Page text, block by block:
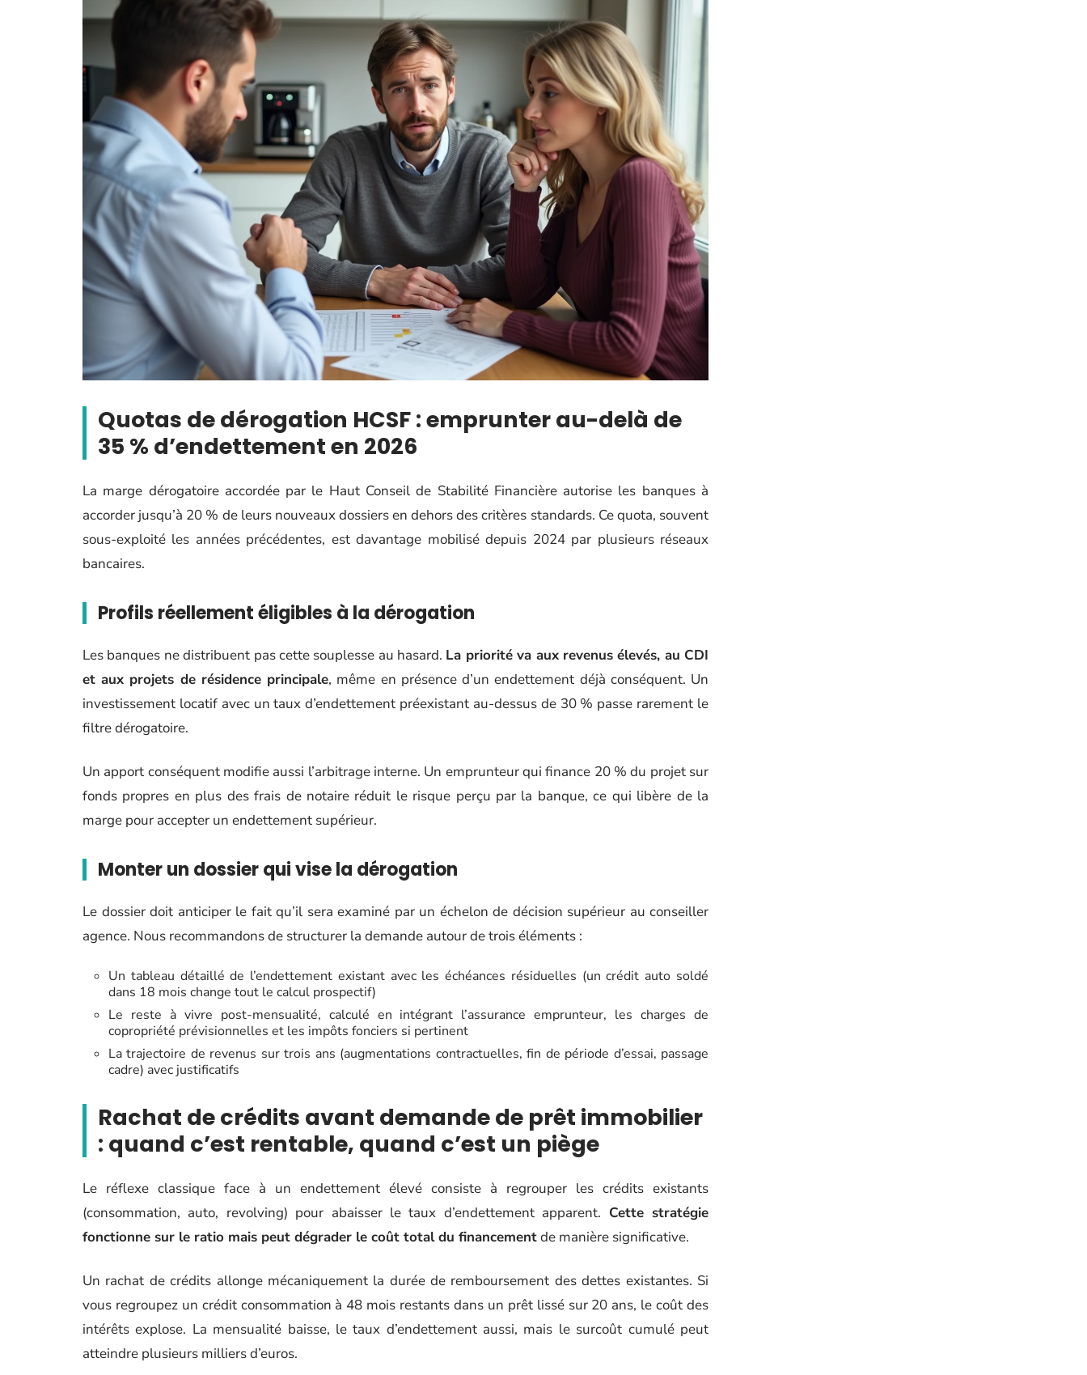
Quotas de dérogation HCSF : emprunter au-delà de
35 % d’endettement en 2026
La marge dérogatoire accordée par le Haut Conseil de Stabilité Financière autorise les banques à
accorder jusqu’à 20 % de leurs nouveaux dossiers en dehors des critères standards. Ce quota, souvent
sous-exploité les années précédentes, est davantage mobilisé depuis 2024 par plusieurs réseaux
bancaires.
Profils réellement éligibles à la dérogation
Les banques ne distribuent pas cette souplesse au hasard. La priorité va aux revenus élevés, au CDI
et aux projets de résidence principale, même en présence d’un endettement déjà conséquent. Un
investissement locatif avec un taux d’endettement préexistant au-dessus de 30 % passe rarement le
filtre dérogatoire.
Un apport conséquent modifie aussi l’arbitrage interne. Un emprunteur qui finance 20 % du projet sur
fonds propres en plus des frais de notaire réduit le risque perçu par la banque, ce qui libère de la
marge pour accepter un endettement supérieur.
Monter un dossier qui vise la dérogation
Le dossier doit anticiper le fait qu’il sera examiné par un échelon de décision supérieur au conseiller
agence. Nous recommandons de structurer la demande autour de trois éléments :
Un tableau détaillé de l’endettement existant avec les échéances résiduelles (un crédit auto soldé
dans 18 mois change tout le calcul prospectif)
Le reste à vivre post-mensualité, calculé en intégrant l’assurance emprunteur, les charges de
copropriété prévisionnelles et les impôts fonciers si pertinent
La trajectoire de revenus sur trois ans (augmentations contractuelles, fin de période d’essai, passage
cadre) avec justificatifs
Rachat de crédits avant demande de prêt immobilier
: quand c’est rentable, quand c’est un piège
Le réflexe classique face à un endettement élevé consiste à regrouper les crédits existants
(consommation, auto, revolving) pour abaisser le taux d’endettement apparent. Cette stratégie
fonctionne sur le ratio mais peut dégrader le coût total du financementde manière significative.
Un rachat de crédits allonge mécaniquement la durée de remboursement des dettes existantes. Si
vous regroupez un crédit consommation à 48 mois restants dans un prêt lissé sur 20 ans, le coût des
intérêts explose. La mensualité baisse, le taux d’endettement aussi, mais le surcoût cumulé peut
atteindre plusieurs milliers d’euros.